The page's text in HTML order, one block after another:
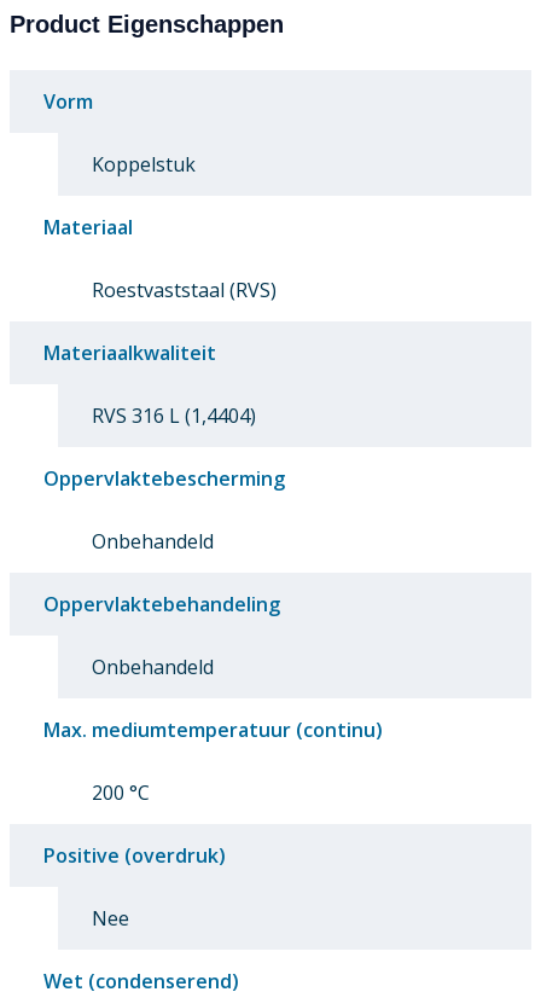
Product Eigenschappen
Vorm
Koppelstuk
Materiaal
Roestvaststaal (RVS)
Materiaalkwaliteit
RVS 316 L (1,4404)
Oppervlaktebescherming
Onbehandeld
Oppervlaktebehandeling
Onbehandeld
Max. mediumtemperatuur (continu)
200 °C
Positive (overdruk)
Nee
Wet (condenserend)